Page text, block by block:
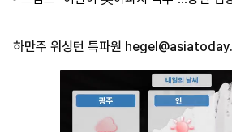
하만주 워싱턴 특파원